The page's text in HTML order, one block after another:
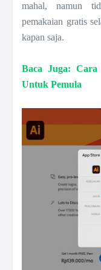
mahal, namun
pemakaian gratis
kapan saja.
Baca Juga:
Untuk Pemula